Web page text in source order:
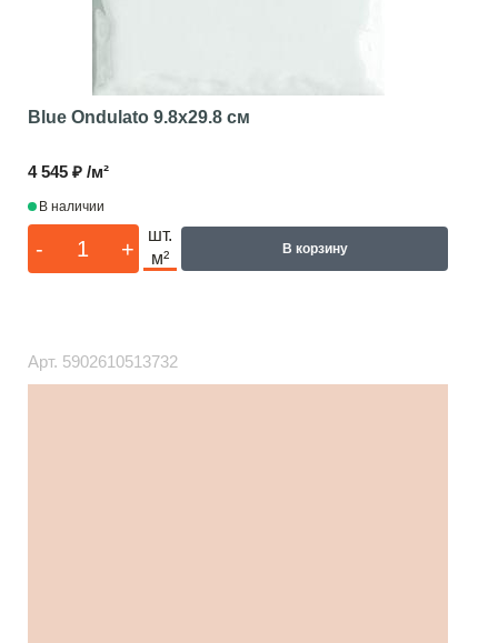
Blue Ondulato 9.8x29.8 см
4 545 ₽ /м²
В наличии
- +
шт.
м²
В корзину
Арт. 5902610513732